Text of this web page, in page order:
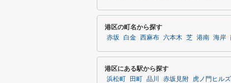
港区の町名から探す
赤坂 白金 西麻布 六本木 芝 港南 海岸
港区にある駅から探す
浜松町 田町 品川 赤坂見附 虎ノ門ヒルズ